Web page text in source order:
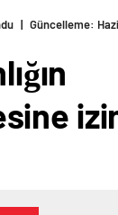
| Güncelleme: